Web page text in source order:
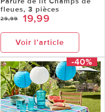
fleues, 3 pièces
29,99 19,99
Voir l’article
-40%